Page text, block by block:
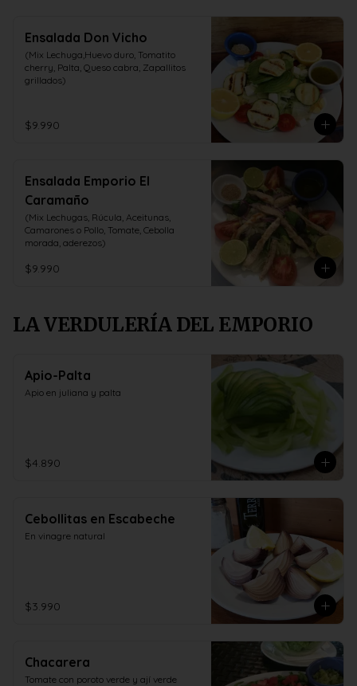
Ensalada Don Vicho
(Mix Lechuga,Huevo duro, Tomatito
cherry, Palta, Queso cabra, Zapallitos
grillados)
$9.990
Ensalada Emporio El
Caramaño
(Mix Lechugas, Rúcula, Aceitunas,
Camarones o Pollo, Tomate, Cebolla
morada, aderezos)
$9.990
LA VERDULERÍA DEL EMPORIO
Apio-Palta
Apio en juliana y palta
$4.890
Cebollitas en Escabeche
En vinagre natural
$3.990
Chacarera
Tomate con poroto verde y ají verde